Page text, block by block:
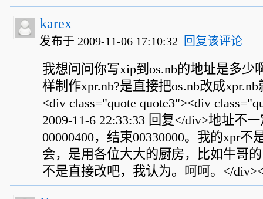
karex
发布于 2009-11-06 17:10:32 回复该评论
我想问问你写xip到os.nb的地址是多少
样制作xpr.nb?是直接把os.nb改成
<div class="quote quote3"><div
2009-11-6 22:33:33 回复</div>地址不
00000400，结束00330000。我的xpr
会，是用各位大大的厨房，比如牛哥
不是直接改吧，我认为。呵呵。</